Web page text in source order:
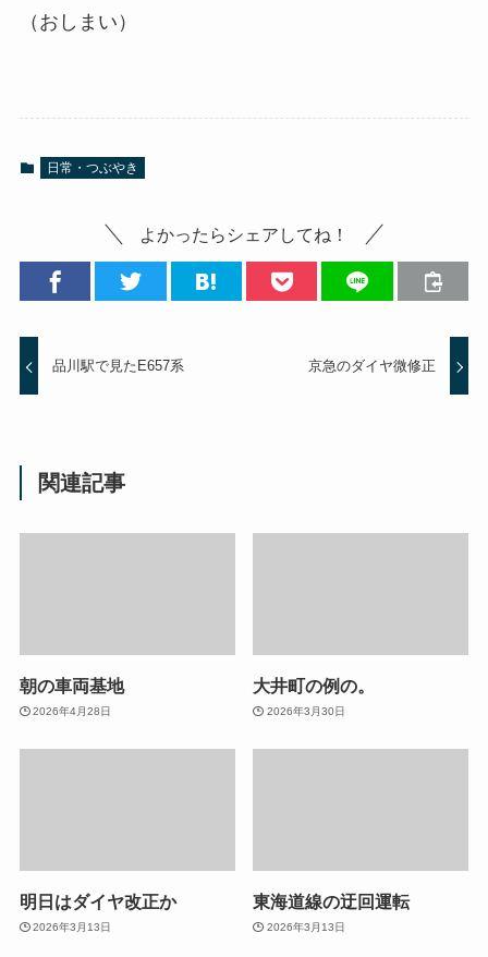
（おしまい）
日常・つぶやき
よかったらシェアしてね！
品川駅で見たE657系 京急のダイヤ微修正
関連記事
朝の車両基地
2026年4月28日
大井町の例の。
2026年3月30日
明日はダイヤ改正か
2026年3月13日
東海道線の迂回運転
2026年3月13日